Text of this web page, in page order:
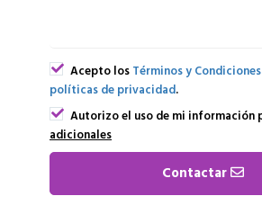
Acepto losTérminos y
políticas de privacidad.
Autorizo el uso de mi información
adicionales
Contactar